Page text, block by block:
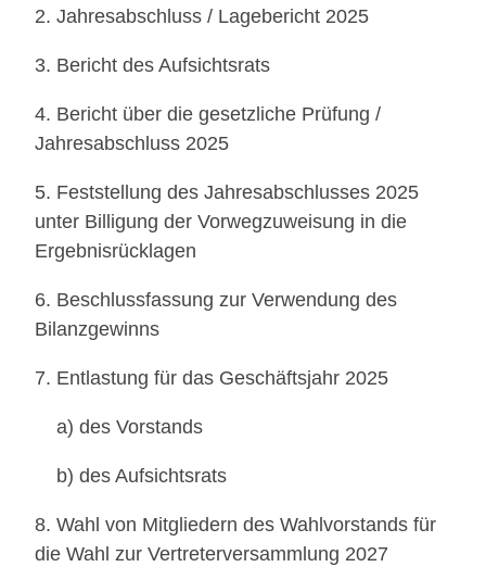
2. Jahresabschluss / Lagebericht 2025
3. Bericht des Aufsichtsrats
4. Bericht über die gesetzliche Prüfung /
Jahresabschluss 2025
5. Feststellung des Jahresabschlusses 2025
unter Billigung der Vorwegzuweisung in die
Ergebnisrücklagen
6. Beschlussfassung zur Verwendung des
Bilanzgewinns
7. Entlastung für das Geschäftsjahr 2025
a) des Vorstands
b) des Aufsichtsrats
8. Wahl von Mitgliedern des Wahlvorstands für
die Wahl zur Vertreterversammlung 2027